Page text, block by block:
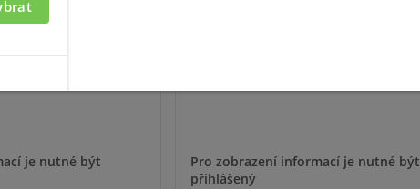
je nutné být
Pro zobrazení informací je nutné být
přihlášený